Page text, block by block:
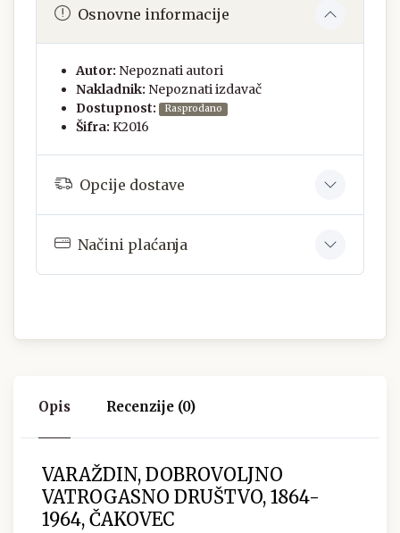
Osnovne informacije
Autor: Nepoznati autori
Nakladnik: Nepoznati izdavač
Dostupnost:
Rasprodano
Šifra: K2016
Opcije dostave
Načini plaćanja
Opis Recenzije (0)
VARAŽDIN, DOBROVOLJNO
VATROGASNO DRUŠTVO, 1864-
1964, ČAKOVEC